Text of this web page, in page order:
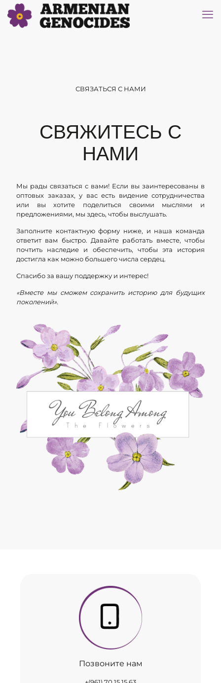
СВЯЗАТЬСЯ С НАМИ
СВЯЖИТЕСЬ С
НАМИ
Мы рады связаться с вами! Если вы заинтересованы в
оптовых заказах, у вас есть видение сотрудничества
или вы хотите поделиться своими мыслями и
предложениями, мы здесь, чтобы выслушать.
Заполните контактную форму ниже, и наша команда
ответит вам быстро. Давайте работать вместе, чтобы
почтить наследие и обеспечить, чтобы эта история
достигла как можно большего числа сердец.
Спасибо за вашу поддержку и интерес!
«Вместе мы сможем сохранить историю для будущих
поколений».
Позвоните нам